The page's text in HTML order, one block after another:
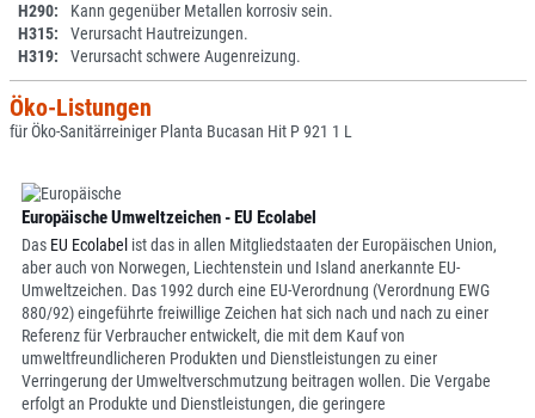
H290:
Kann gegenüber Metallen korrosiv sein.
H315:
Verursacht Hautreizungen.
H319:
Verursacht schwere Augenreizung.
Öko-Listungen
für Öko-Sanitärreiniger Planta Bucasan Hit P 921 1 L
Europäische Umweltzeichen - EU Ecolabel
Das EU Ecolabel ist das in allen Mitgliedstaaten der Europäischen Union,
aber auch von Norwegen, Liechtenstein und Island anerkannte EU-
Umweltzeichen. Das 1992 durch eine EU-Verordnung (Verordnung EWG
880/92) eingeführte freiwillige Zeichen hat sich nach und nach zu einer
Referenz für Verbraucher entwickelt, die mit dem Kauf von
umweltfreundlicheren Produkten und Dienstleistungen zu einer
Verringerung der Umweltverschmutzung beitragen wollen. Die Vergabe
erfolgt an Produkte und Dienstleistungen, die geringere